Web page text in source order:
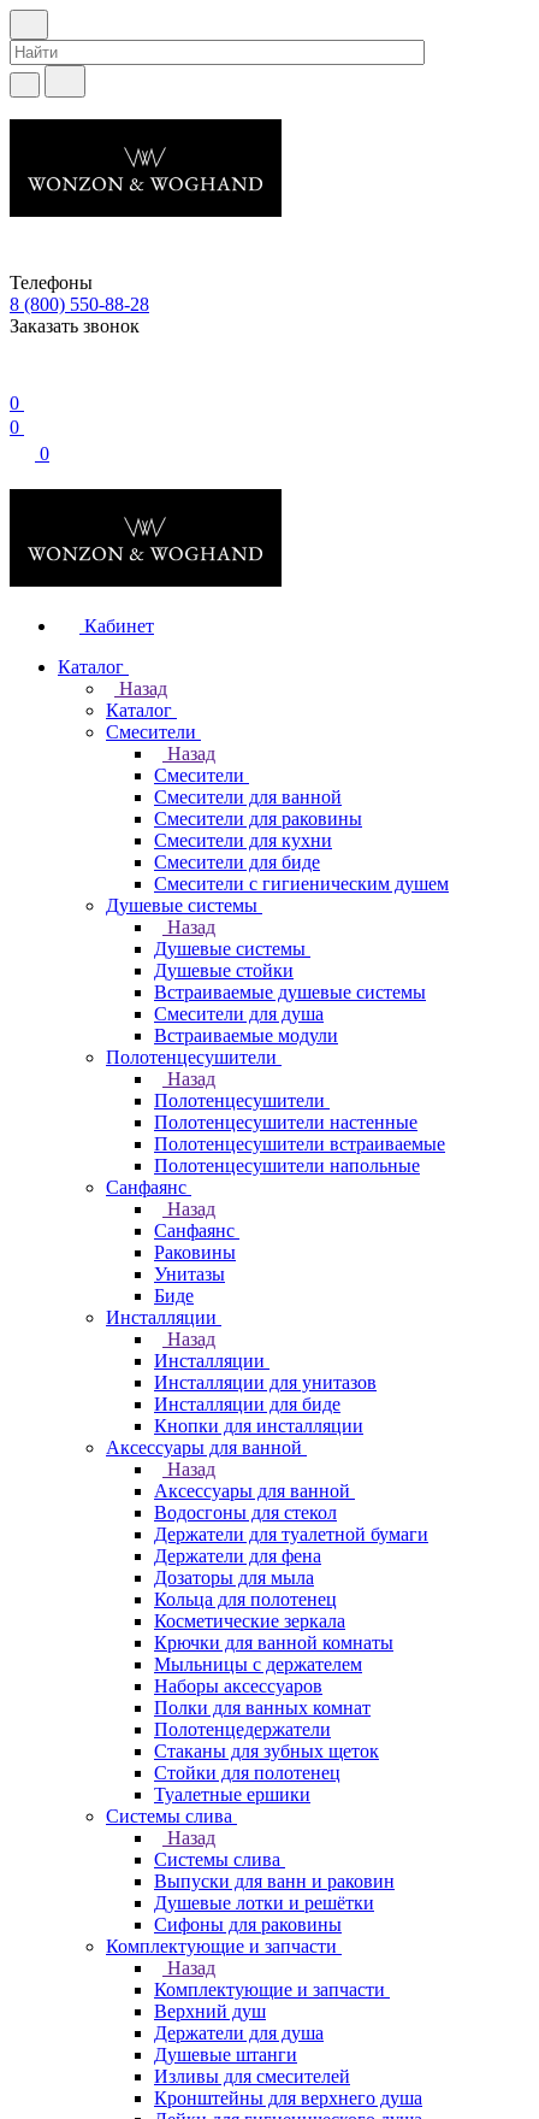
Телефоны
8 (800) 550-88-28
Заказать звонок
0
0
0
Кабинет
Каталог
Назад
Каталог
Смесители
Назад
Смесители
Смесители для ванной
Смесители для раковины
Смесители для кухни
Смесители для биде
Смесители с гигиеническим душем
Душевые системы
Назад
Душевые системы
Душевые стойки
Встраиваемые душевые системы
Смесители для душа
Встраиваемые модули
Полотенцесушители
Назад
Полотенцесушители
Полотенцесушители настенные
Полотенцесушители встраиваемые
Полотенцесушители напольные
Санфаянс
Назад
Санфаянс
Раковины
Унитазы
Биде
Инсталляции
Назад
Инсталляции
Инсталляции для унитазов
Инсталляции для биде
Кнопки для инсталляции
Аксессуары для ванной
Назад
Аксессуары для ванной
Водосгоны для стекол
Держатели для туалетной бумаги
Держатели для фена
Дозаторы для мыла
Кольца для полотенец
Косметические зеркала
Крючки для ванной комнаты
Мыльницы с держателем
Наборы аксессуаров
Полки для ванных комнат
Полотенцедержатели
Стаканы для зубных щеток
Стойки для полотенец
Туалетные ершики
Системы слива
Назад
Системы слива
Выпуски для ванн и раковин
Душевые лотки и решётки
Сифоны для раковины
Комплектующие и запчасти
Назад
Комплектующие и запчасти
Верхний душ
Держатели для душа
Душевые штанги
Изливы для смесителей
Кронштейны для верхнего душа